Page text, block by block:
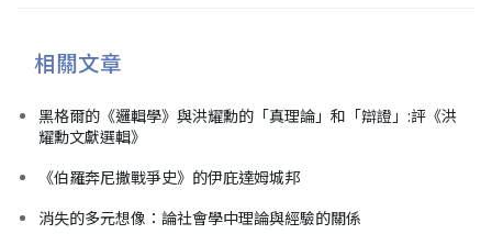
相關文章
黑格爾的《邏輯學》與洪耀勳的「真理論」和「辯證」:評《洪
耀勳文獻選輯》
《伯羅奔尼撒戰爭史》的伊庇達姆城邦
消失的多元想像：論社會學中理論與經驗的關係